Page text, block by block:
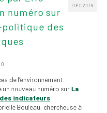
Politiques
Outils de visibilité
valorisation
Signature – Fond
d’écran – Place à
DÉC 2016
numéro sur
des
0
de l’environnement
nouveau numéro sur La
indicateurs
Bouleau, chercheuse à